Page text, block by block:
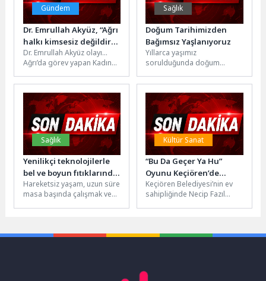
Gündem
Dr. Emrullah Akyüz, “Ağrı
halkı kimsesiz değildir”
dedi, görevden
uzaklaştırıldı !
Dr. Emrullah Akyüz olayı…
Ağrı’da görev yapan Kadın
Uzmanı Op.Dr. Emrullah
Akyüz, aynı...
Sağlık
Doğum Tarihimizden
Bağımsız Yaşlanıyoruz
Yıllarca yaşımız
sorulduğunda doğum
Yaşlanmayı takvimden
kopardığımız birer sayfadan
ibaret gördük. Oysa son...
Sağlık
Yenilikçi teknolojilerle
bel ve boyun fıtıklarında
ameliyatsız tedavi
Hareketsiz yaşam, uzun süre
masa başında çalışmak ve
Kültür Sanat
“Bu Da Geçer Ya Hu”
Oyunu Keçiören’de
Sahnelendi
Keçiören Belediyesi’nin ev
sahipliğinde Necip Fazıl